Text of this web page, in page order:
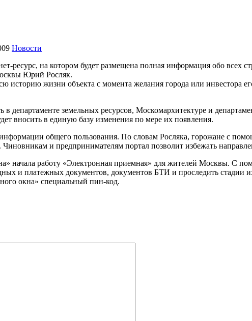
Новости
ресурс, на котором будет размещена полная информация обо всех
Юрий Росляк.
историю жизни объекта с момента желания города или инвестора
в департаменте земельных ресурсов, Москомархитектуре и
вносить в единую базу изменения по мере их появления.
общего пользования. По словам Росляка, горожане с
Чиновникам и предпринимателям портал позволит избежать
начала работу «Электронная приемная» для жителей Москвы. C
и платежных документов, документов БТИ и проследить стадии
окна» специальный пин-код.